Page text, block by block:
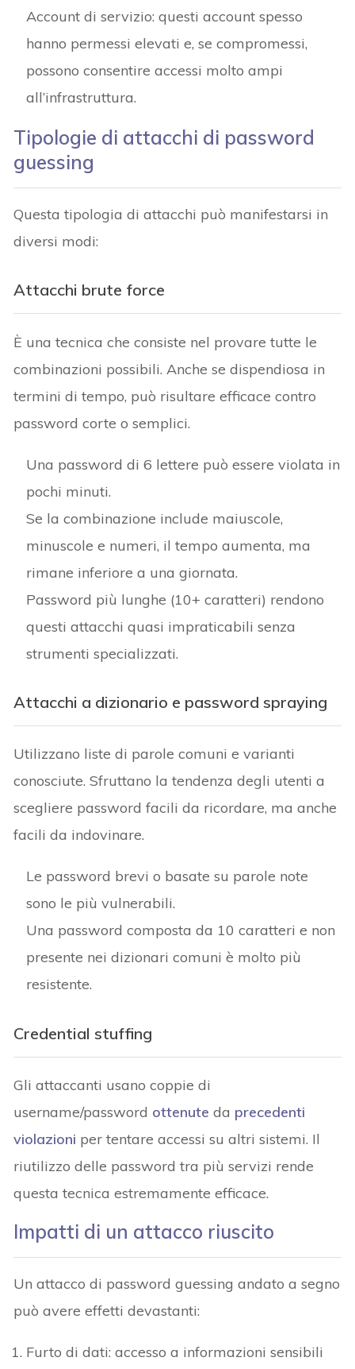
Account di servizio: questi account spesso
hanno permessi elevati e, se compromessi,
possono consentire accessi molto ampi
all’infrastruttura.
Tipologie di attacchi di password
guessing
Questa tipologia di attacchi può manifestarsi in
diversi modi:
Attacchi brute force
È una tecnica che consiste nel provare tutte le
combinazioni possibili. Anche se dispendiosa in
termini di tempo, può risultare efficace contro
password corte o semplici.
Una password di 6 lettere può essere violata in
pochi minuti.
Se la combinazione include maiuscole,
minuscole e numeri, il tempo aumenta, ma
rimane inferiore a una giornata.
Password più lunghe (10+ caratteri) rendono
questi attacchi quasi impraticabili senza
strumenti specializzati.
Attacchi a dizionario e password spraying
Utilizzano liste di parole comuni e varianti
conosciute. Sfruttano la tendenza degli utenti a
scegliere password facili da ricordare, ma anche
facili da indovinare.
Le password brevi o basate su parole note
sono le più vulnerabili.
Una password composta da 10 caratteri e non
presente nei dizionari comuni è molto più
resistente.
Credential stuffing
Gli attaccanti usano coppie di
username/password ottenute da precedenti
violazioni per tentare accessi su altri sistemi. Il
riutilizzo delle password tra più servizi rende
questa tecnica estremamente efficace.
Impatti di un attacco riuscito
Un attacco di password guessing andato a segno
può avere effetti devastanti:
Furto di dati: accesso a informazioni sensibili